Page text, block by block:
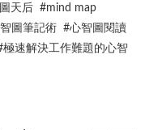
天后 #mind map
圖筆記術 #心智圖閱讀
速解決工作難題的心智